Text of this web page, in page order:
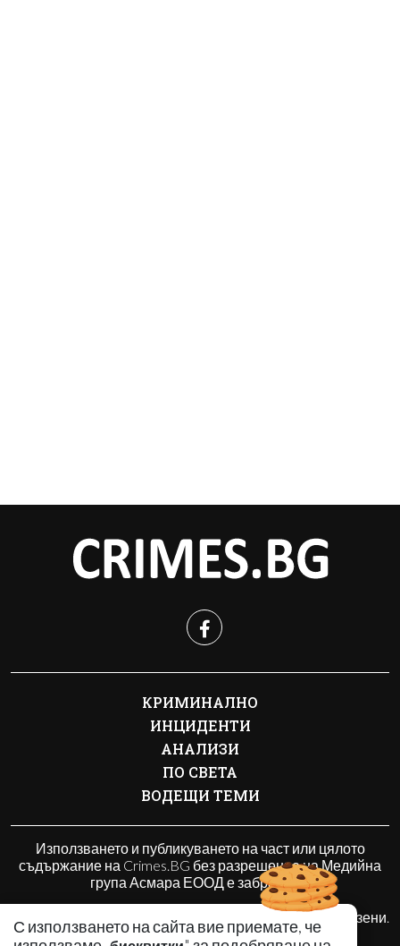
С използването на сайта вие приемате, че
КРИМИНАЛНО
ИНЦИДЕНТИ
АНАЛИЗИ
ПО СВЕТА
ВОДЕЩИ ТЕМИ
Използването и публикуването на част или цялото
съдържание на Crimes.BG без разрешение на Медийна
група Асмара ЕООД е забранено.
© 2010 - 2026 | Crimes.BG. Всички права запазени.